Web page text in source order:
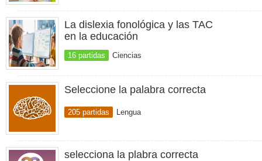
La dislexia fonológica y las TAC
en la educación
16 partidas Ciencias
Seleccione la palabra correcta
205 partidas Lengua
selecciona la plabra correcta